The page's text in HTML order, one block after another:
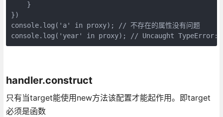
    }
})
console.log('a' in proxy); // 不存在的属性没有问题
console.log('year' in proxy); // Uncaught
handler.construct
只有当target能使用new方法该配置才能起作用。即target
必须是函数